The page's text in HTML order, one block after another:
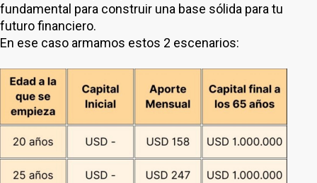
fundamental para construir una base sólida para tu
futuro financiero.
En ese caso armamos estos 2 escenarios: